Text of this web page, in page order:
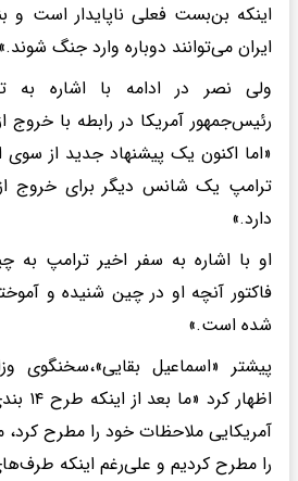
اینکه بن‌بست فعلی ناپایدار است و
ایران می‌توانند دوباره وارد جنگ شوند.»
ولی نصر در ادامه با اشاره به
رئیس‌جمهور آمریکا در رابطه با خروج
«اما اکنون یک پیشنهاد جدید از
ترامپ یک شانس دیگر برای خروج
دارد.»
او با اشاره به سفر اخیر ترامپ به
فاکتور آنچه او در چین شنیده و
شده است.»
پیشتر «اسماعیل بقایی»،سخنگوی
آمریکایی ملاحظات خود را مطرح کرد،
را مطرح کردیم و علی‌رغم اینکه